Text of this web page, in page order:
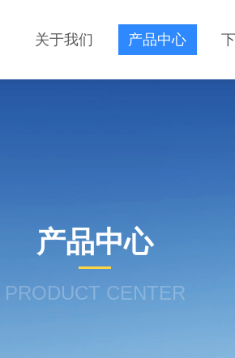
关于我们 产品中心
产品中心
PRODUCT CENTER